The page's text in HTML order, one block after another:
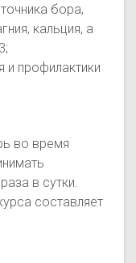
бора,
кальция, а
и профилактики
во время
в сутки.
составляет